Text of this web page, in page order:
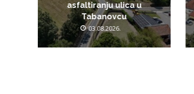
asfaltiranju ulica u
Tabanovcu
03.08.2026.